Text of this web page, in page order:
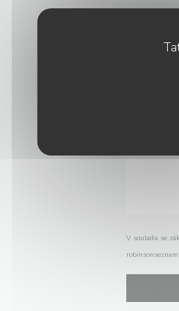
V souladu se